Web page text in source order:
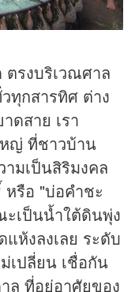
รงบริเวณศาล
ทุกสารทิศ ต่าง
ดสาย เรา
ญ่ ที่ชาวบ้าน
มเป็นสิริมงคล
หรือ "บ่อคำชะ
ะเป็นน้ำใต้ดินพุ่ง
ห้งลงเลย ระดับ
เปลี่ยน เชื่อกัน
ล ที่อยู่อาศัยของ